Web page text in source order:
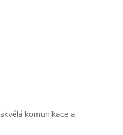
komunikace a